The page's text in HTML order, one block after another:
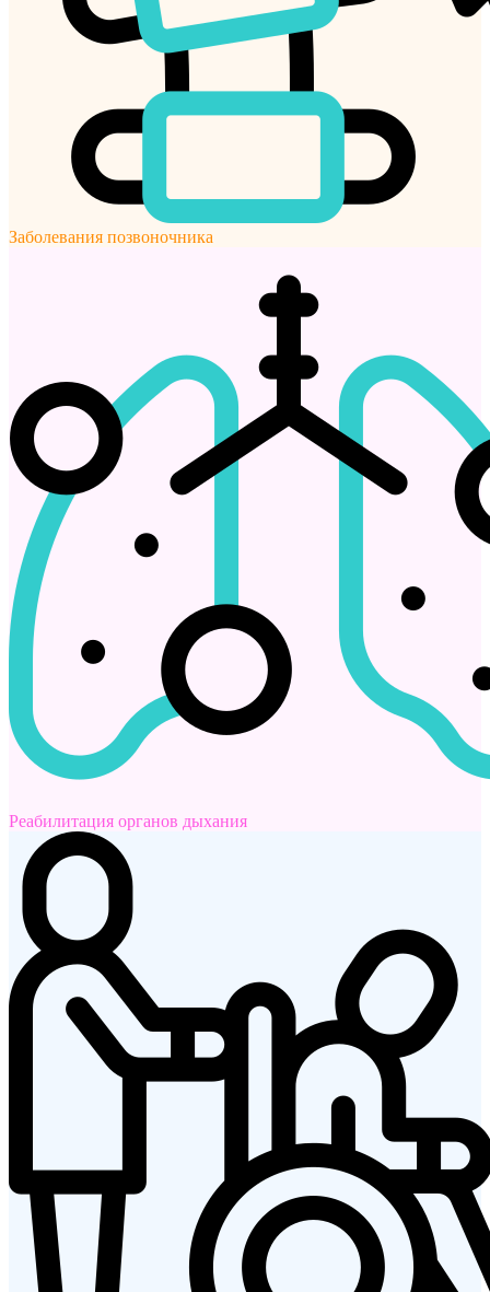
Заболевания позвоночника
Реабилитация органов дыхания